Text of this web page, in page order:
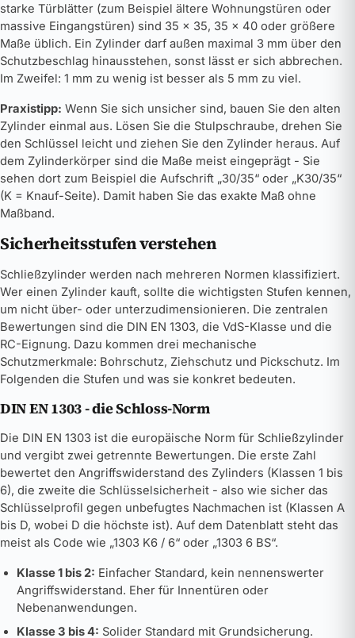
starke Türblätter (zum Beispiel ältere Wohnungstüren oder
massive Eingangstüren) sind 35 × 35, 35 × 40 oder größere
Maße üblich. Ein Zylinder darf außen maximal 3 mm über den
Schutzbeschlag hinausstehen, sonst lässt er sich abbrechen.
Im Zweifel: 1 mm zu wenig ist besser als 5 mm zu viel.
Praxistipp: Wenn Sie sich unsicher sind, bauen Sie den alten
Zylinder einmal aus. Lösen Sie die Stulpschraube, drehen Sie
den Schlüssel leicht und ziehen Sie den Zylinder heraus. Auf
dem Zylinderkörper sind die Maße meist eingeprägt - Sie
sehen dort zum Beispiel die Aufschrift „30/35“ oder „K30/35“
(K = Knauf-Seite). Damit haben Sie das exakte Maß ohne
Maßband.
Sicherheitsstufen verstehen
Schließzylinder werden nach mehreren Normen klassifiziert.
Wer einen Zylinder kauft, sollte die wichtigsten Stufen kennen,
um nicht über- oder unterzudimensionieren. Die zentralen
Bewertungen sind die DIN EN 1303, die VdS-Klasse und die
RC-Eignung. Dazu kommen drei mechanische
Schutzmerkmale: Bohrschutz, Ziehschutz und Pickschutz. Im
Folgenden die Stufen und was sie konkret bedeuten.
DIN EN 1303 - die Schloss-Norm
Die DIN EN 1303 ist die europäische Norm für Schließzylinder
und vergibt zwei getrennte Bewertungen. Die erste Zahl
bewertet den Angriffswiderstand des Zylinders (Klassen 1 bis
6), die zweite die Schlüsselsicherheit - also wie sicher das
Schlüsselprofil gegen unbefugtes Nachmachen ist (Klassen A
bis D, wobei D die höchste ist). Auf dem Datenblatt steht das
meist als Code wie „1303 K6 / 6“ oder „1303 6 BS“.
Klasse 1 bis 2: Einfacher Standard, kein nennenswerter
Angriffswiderstand. Eher für Innentüren oder
Nebenanwendungen.
Klasse 3 bis 4: Solider Standard mit Grundsicherung.